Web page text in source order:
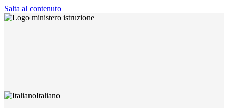
Salta al contenuto
Italiano